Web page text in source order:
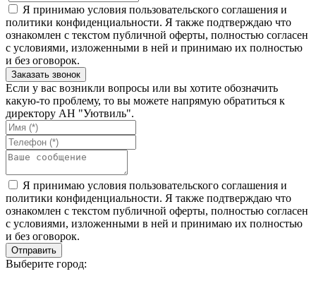
Я принимаю условия пользовательского соглашения и
политики конфиденциальности. Я также подтверждаю что
ознакомлен с текстом публичной оферты, полностью согласен
с условиями, изложенными в ней и принимаю их полностью
и без оговорок.
Если у вас возникли вопросы или вы хотите обозначить
какую-то проблему, то вы можете напрямую обратиться к
директору АН "Уютвиль".
Я принимаю условия пользовательского соглашения и
политики конфиденциальности. Я также подтверждаю что
ознакомлен с текстом публичной оферты, полностью согласен
с условиями, изложенными в ней и принимаю их полностью
и без оговорок.
Выберите город: